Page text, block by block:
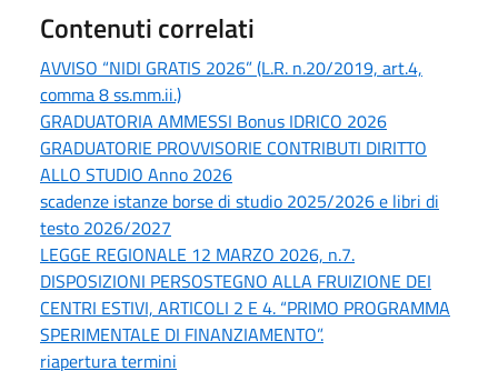
Contenuti correlati
AVVISO “NIDI GRATIS 2026” (L.R. n.20/2019, art.4,
comma 8 ss.mm.ii.)
GRADUATORIA AMMESSI Bonus IDRICO 2026
GRADUATORIE PROVVISORIE CONTRIBUTI DIRITTO
ALLO STUDIO Anno 2026
scadenze istanze borse di studio 2025/2026 e libri di
testo 2026/2027
LEGGE REGIONALE 12 MARZO 2026, n.7.
DISPOSIZIONI PERSOSTEGNO ALLA FRUIZIONE DEI
CENTRI ESTIVI, ARTICOLI 2 E 4. “PRIMO PROGRAMMA
SPERIMENTALE DI FINANZIAMENTO”.
riapertura termini